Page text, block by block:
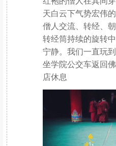
天白云下气势宏伟
僧人交流、转经、
转经筒持续的旋转
宁静。我们一直玩
坐学院公交车返回
店休息